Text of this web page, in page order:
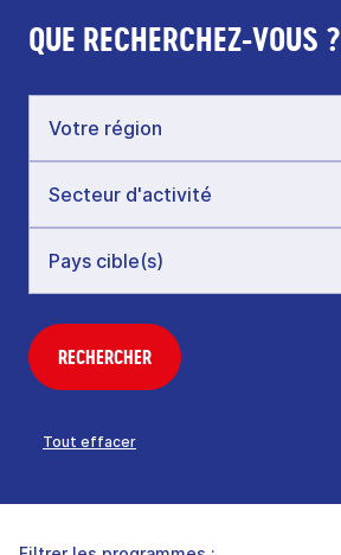
QUE RECHERCHEZ-VOUS ?
RECHERCHER
Tout effacer